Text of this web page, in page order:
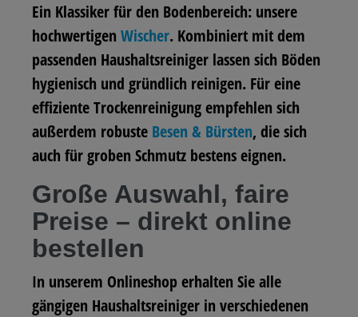
Ein Klassiker für den Bodenbereich: unsere
hochwertigen Wischer. Kombiniert mit dem
passenden Haushaltsreiniger lassen sich Böden
hygienisch und gründlich reinigen. Für eine
effiziente Trockenreinigung empfehlen sich
außerdem robuste Besen & Bürsten, die sich
auch für groben Schmutz bestens eignen.
Große Auswahl, faire
Preise – direkt online
bestellen
In unserem Onlineshop erhalten Sie alle
gängigen Haushaltsreiniger in verschiedenen